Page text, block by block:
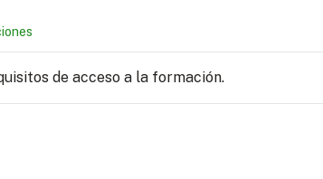
de acceso a la formación.